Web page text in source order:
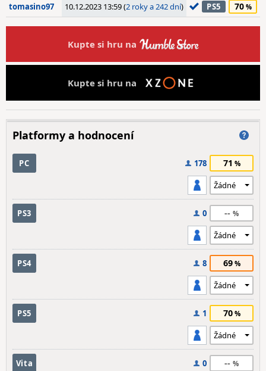
tomasino97
10.12.2023 13:59 (2 roky a 242 dní) PS5 70
Kupte si hru na
Kupte si hru na
Platformy a hodnocení
PC 178 71
PS3 0 --
PS4 8 69
PS5 1 70
Vita 0 --